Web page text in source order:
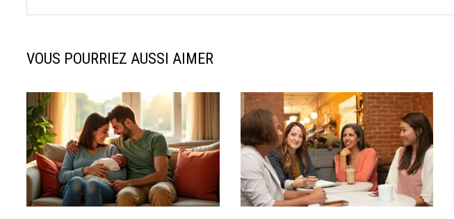
VOUS POURRIEZ AUSSI AIMER